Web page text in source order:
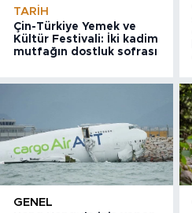
TARIH
Çin-Türkiye Yemek ve
Kültür Festivali: İki kadim
mutfağın dostluk sofrası
GENEL